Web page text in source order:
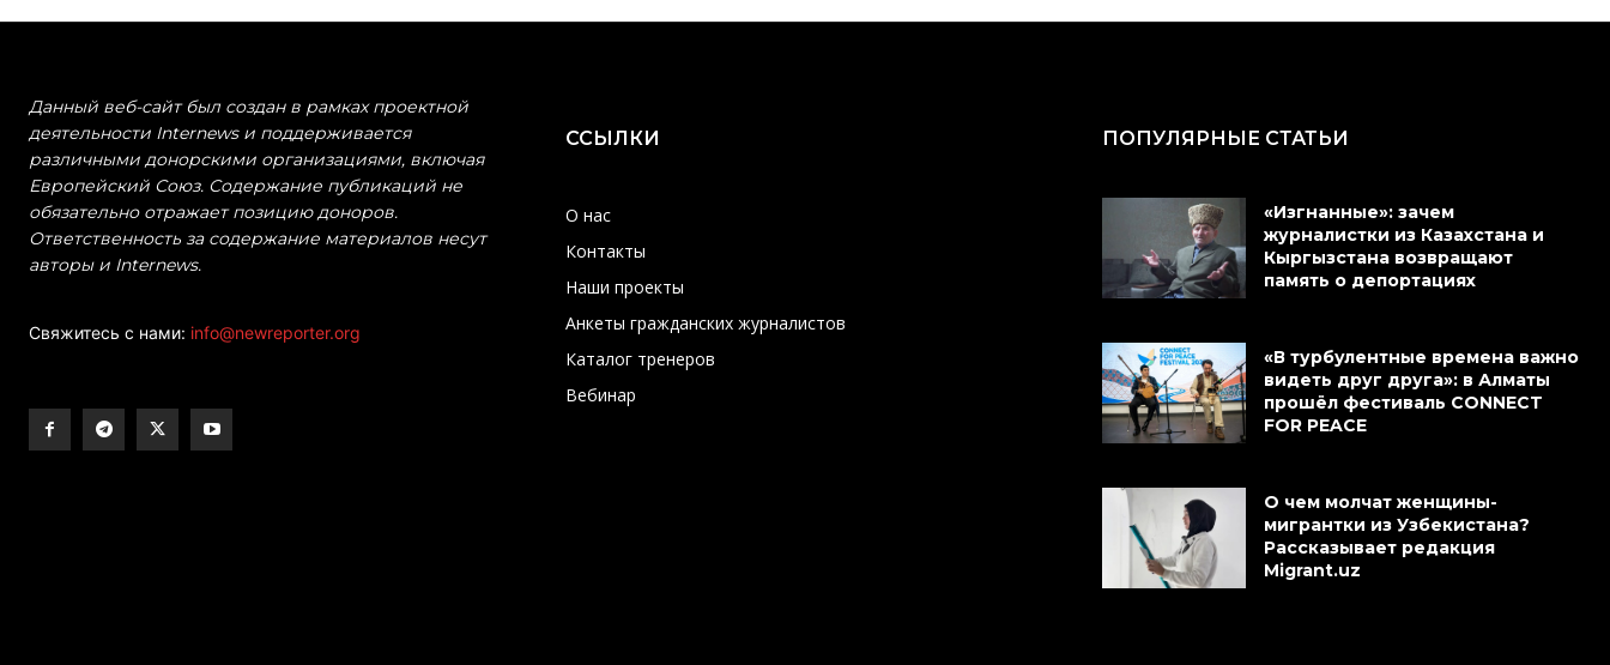
Данный веб-сайт был создан в рамках проектной
деятельности Internews и поддерживается
различными донорскими организациями, включая
Европейский Союз. Содержание публикаций не
обязательно отражает позицию доноров.
Ответственность за содержание материалов несут
авторы и Internews.
Свяжитесь с нами: info@newreporter.org
ССЫЛКИ
О нас
Контакты
Наши проекты
Анкеты гражданских журналистов
Каталог тренеров
Вебинар
ПОПУЛЯРНЫЕ СТАТЬИ
«Изгнанные»: зачем
журналистки из Казахстана и
Кыргызстана возвращают
память о депортациях
«В турбулентные времена важно
видеть друг друга»: в Алматы
прошёл фестиваль CONNECT
FOR PEACE
О чем молчат женщины-
мигрантки из Узбекистана?
Рассказывает редакция
Migrant.uz